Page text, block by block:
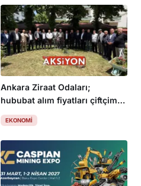
Ankara Ziraat Odaları;
hububat alım fiyatları çiftçimizi
üzdü
EKONOMI